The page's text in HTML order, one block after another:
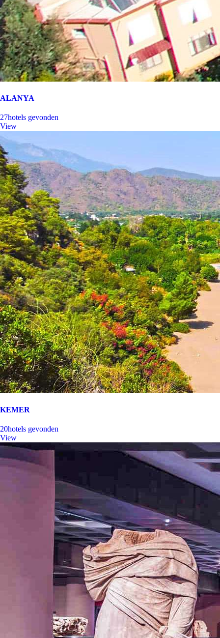
ALANYA
27hotels gevonden
View
KEMER
20hotels gevonden
View